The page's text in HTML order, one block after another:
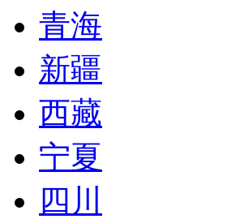
青海
新疆
西藏
宁夏
四川